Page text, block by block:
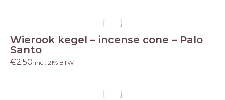
Wierook kegel – incense cone – Palo
Santo
€2.50 incl. 21% BTW